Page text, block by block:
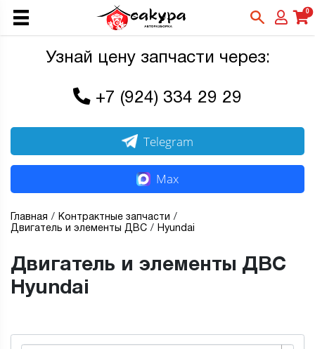
0
Узнай цену запчасти через:
+7 (924) 334 29 29
Telegram
Max
Главная
Контрактные запчасти
Двигатель и элементы ДВС
Hyundai
Двигатель и элементы ДВС
Hyundai